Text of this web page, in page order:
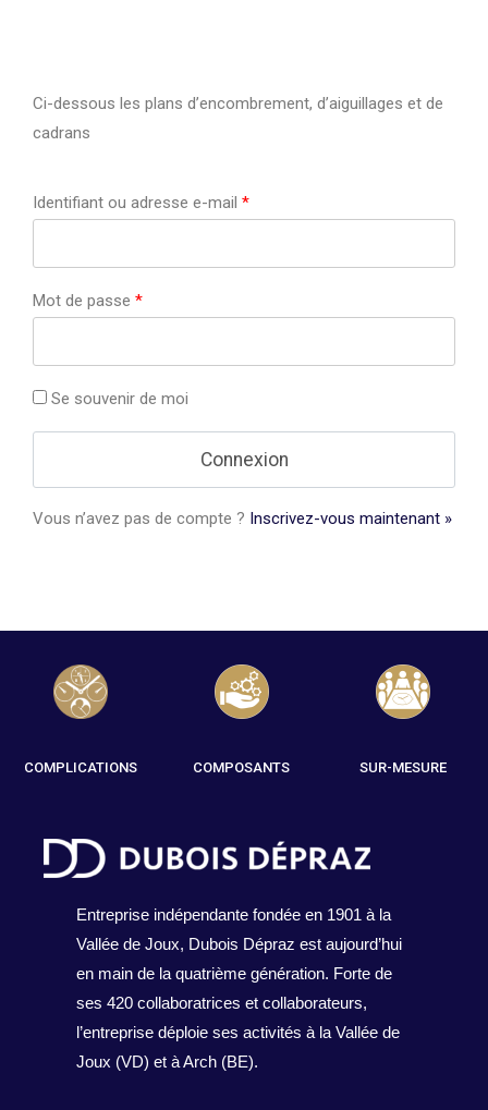
Ci-dessous les plans d’encombrement, d’aiguillages et de
cadrans
Identifiant ou adresse e-mail *
Mot de passe *
Se souvenir de moi
Vous n’avez pas de compte ? Inscrivez-vous maintenant »
COMPLICATIONS COMPOSANTS SUR-MESURE
Entreprise indépendante fondée en 1901 à la
Vallée de Joux, Dubois Dépraz est aujourd’hui
en main de la quatrième génération. Forte de
ses 420 collaboratrices et collaborateurs,
l’entreprise déploie ses activités à la Vallée de
Joux (VD) et à Arch (BE).